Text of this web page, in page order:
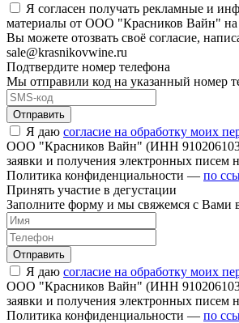
Я согласен получать рекламные и
материалы от ООО "Красников Вайн" на
Вы можете отозвать своё согласие,
sale@krasnikovwine.ru
Подтвердите номер телефона
Мы отправили код на указанный номер
Отправить
Я даю согласие на обработку моих
ООО "Красников Вайн" (ИНН
заявки и получения электронных писем
Политика конфиденциальности — по
Принять участие в дегустации
Заполните форму и мы свяжемся с Вами в
Отправить
Я даю согласие на обработку моих
ООО "Красников Вайн" (ИНН
заявки и получения электронных писем
Политика конфиденциальности — по